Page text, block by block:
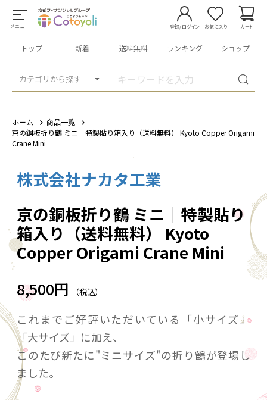
メニュー
カテゴリから探す
登録/ログイン お気に入り カート
トップ 新着 送料無料 ランキング ショップ
ホーム
商品一覧
京の銅板折り鶴 ミニ｜特製貼り箱入り（送料無料） Kyoto Copper Origami
Crane Mini
株式会社ナカタ工業
京の銅板折り鶴 ミニ｜特製貼り
箱入り（送料無料） Kyoto
Copper Origami Crane Mini
8,500円 （税込）
これまでご好評いただいている「小サイズ」
「大サイズ」に加え、
このたび新たに"ミニサイズ"の折り鶴が登場し
ました。